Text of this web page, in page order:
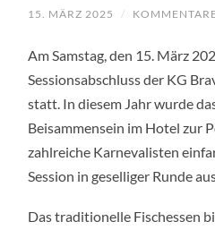
15. MÄRZ 2025 /
Am Samstag, den 15. März
Sessionsabschluss der KG
statt. In diesem Jahr wurde
Beisammensein im Hotel zur
zahlreiche Karnevalisten
Session in geselliger Runde
Das traditionelle Fischessen